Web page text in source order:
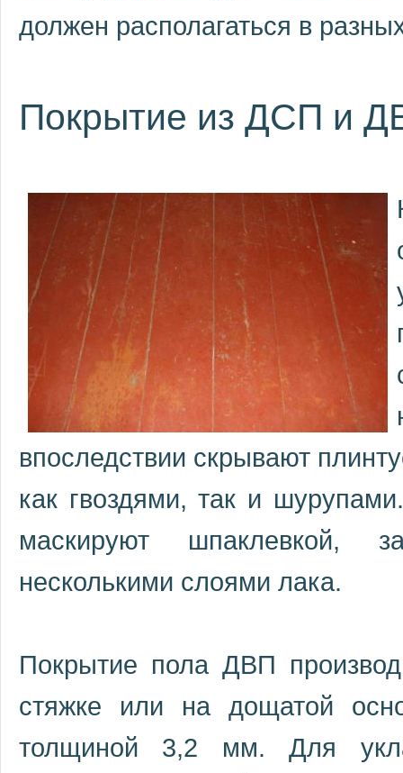
должен располагаться в
Покрытие из ДСП и
впоследствии скрывают
как гвоздями, так и
маскируют шпаклевкой,
несколькими слоями лака.
Покрытие пола ДВП
стяжке или на дощатой
толщиной 3,2 мм. Для